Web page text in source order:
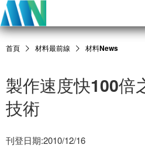
首頁 材料最前線 材料News
製作速度快100倍
技術
刊登日期:2010/12/16